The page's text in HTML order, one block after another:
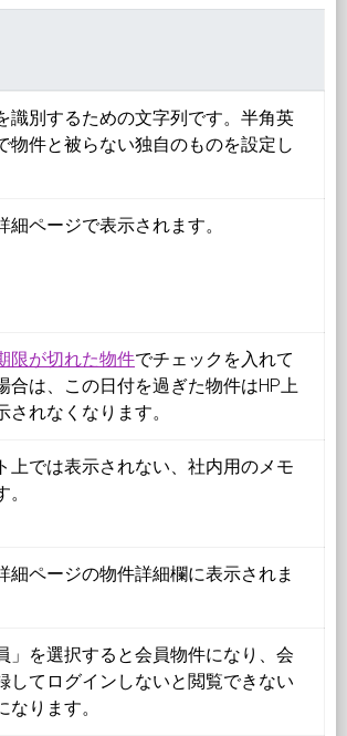
識別するための文字列です。半角英
物件と被らない独自のものを設定し
細ページで表示されます。
限が切れた物件でチェックを入れて
合は、この日付を過ぎた物件はHP上
されなくなります。
上では表示されない、社内用のメモ
細ページの物件詳細欄に表示されま
」を選択すると会員物件になり、会
してログインしないと閲覧できない
なります。